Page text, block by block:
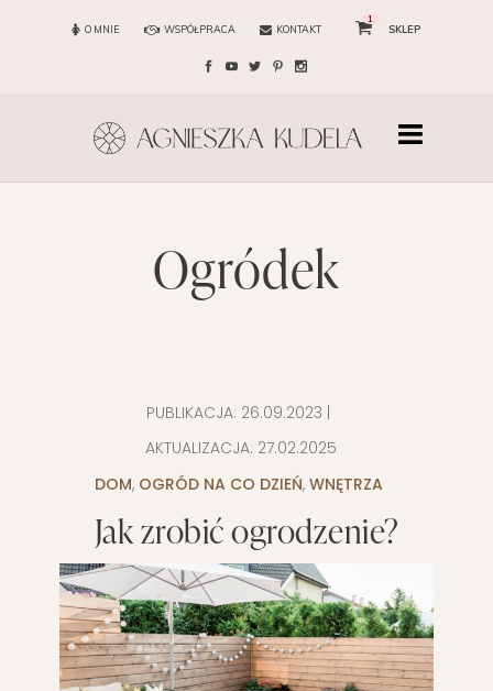
O MNIE WSPÓŁPRACA KONTAKT
1
SKLEP
ogródek
PUBLIKACJA: 26.09.2023
AKTUALIZACJA: 27.02.2025
DOM, OGRÓD NA CO DZIEŃ, WNĘTRZA
Jak zrobić ogrodzenie?